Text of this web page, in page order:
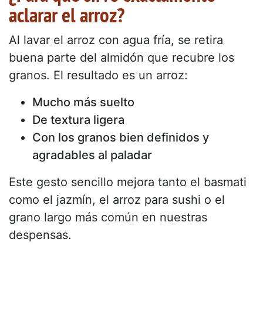
aclarar el arroz?
Al lavar el arroz con agua fría, se retira
buena parte del almidón que recubre los
granos. El resultado es un arroz:
Mucho más suelto
De textura ligera
Con los granos bien definidos y
agradables al paladar
Este gesto sencillo mejora tanto el basmati
como el jazmín, el arroz para sushi o el
grano largo más común en nuestras
despensas.